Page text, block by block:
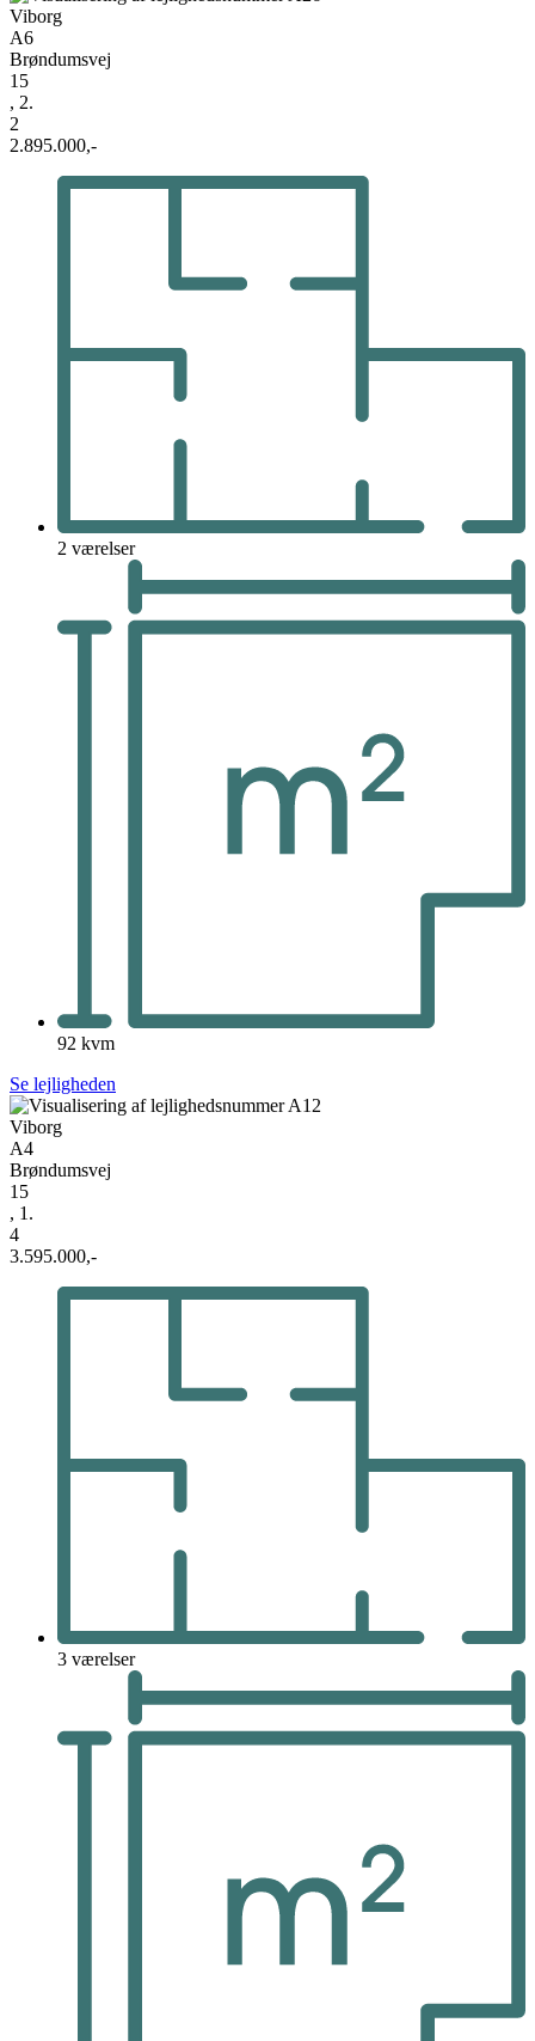
Viborg
A6
Brøndumsvej
15
, 2.
2
2.895.000,-
2 værelser
92 kvm
Se lejligheden
Viborg
A4
Brøndumsvej
15
, 1.
4
3.595.000,-
3 værelser